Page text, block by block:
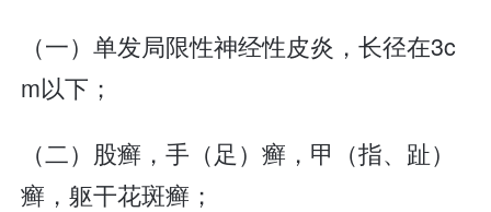
（一）单发局限性神经性皮炎，长径在3c
m以下；
（二）股癣，手（足）癣，甲（指、趾）
癣，躯干花斑癣；